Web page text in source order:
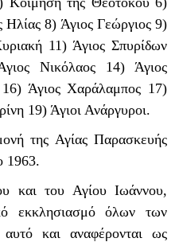
8) Άγιος Γεώργιος 9)
11) Άγιος Σπυρίδων
Νικόλαος 14) Άγιος
Άγιος Χαράλαμπος 17)
19) Άγιοι Ανάργυροι.
της Αγίας Παρασκευής
1963.
και του Αγίου Ιωάννου,
εκκλησιασμό όλων των
και αναφέρονται ως